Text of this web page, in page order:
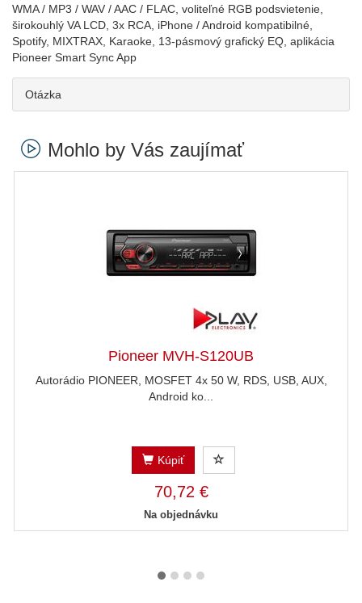
WMA / MP3 / WAV / AAC / FLAC, voliteľné RGB podsvietenie,
širokouhlý VA LCD, 3x RCA, iPhone / Android kompatibilné,
Spotify, MIXTRAX, Karaoke, 13-pásmový grafický EQ, aplikácia
Pioneer Smart Sync App
Otázka
Mohlo by Vás zaujímať
Pioneer MVH-S120UB
Autorádio PIONEER, MOSFET 4x 50 W, RDS, USB, AUX,
Android ko...
Kúpiť
70,72 €
Na objednávku